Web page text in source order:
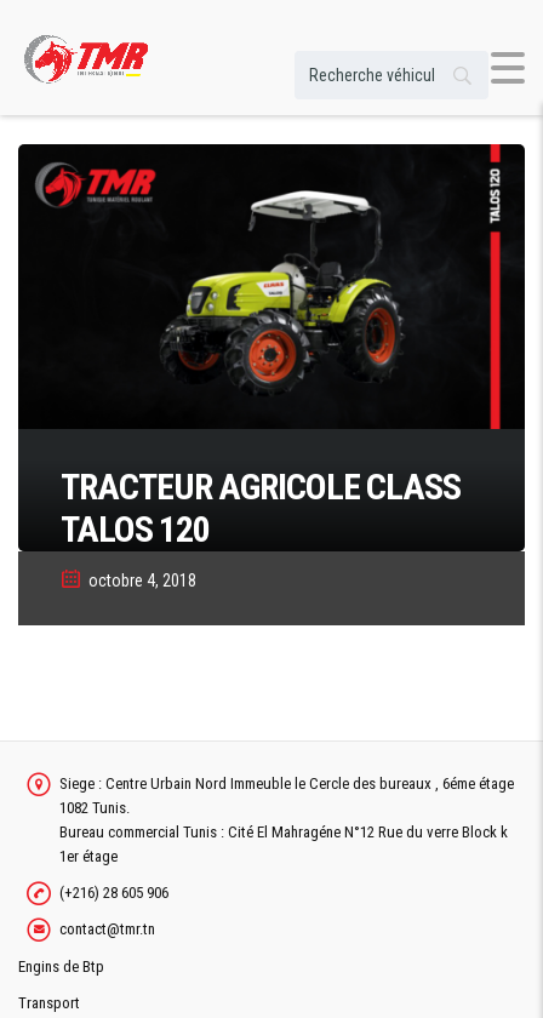
TRACTEUR AGRICOLE CLASS
TALOS 120
octobre 4, 2018
Siege : Centre Urbain Nord Immeuble le Cercle des bureaux , 6éme étage
1082 Tunis.
Bureau commercial Tunis : Cité El Mahragéne N°12 Rue du verre Block k
1er étage
(+216) 28 605 906
contact@tmr.tn
Engins de Btp
Transport